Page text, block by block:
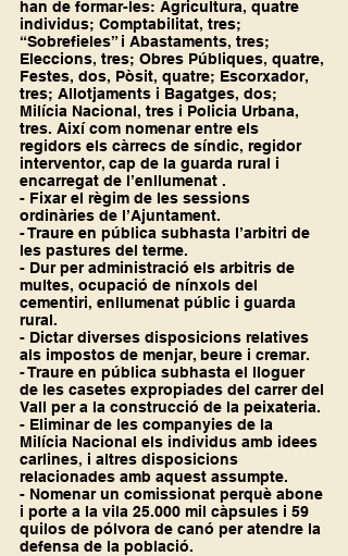
han de formar-les: Agricultura, quatre
individus; Comptabilitat, tres;
“Sobrefieles” i Abastaments, tres;
Eleccions, tres; Obres Públiques, quatre,
Festes, dos, Pòsit, quatre; Escorxador,
tres; Allotjaments i Bagatges, dos;
Milícia Nacional, tres i Policia Urbana,
tres. Així com nomenar entre els
regidors els càrrecs de síndic, regidor
interventor, cap de la guarda rural i
encarregat de l’enllumenat .
- Fixar el règim de les sessions
ordinàries de l’Ajuntament.
- Traure en pública subhasta l’arbitri de
les pastures del terme.
- Dur per administració els arbitris de
multes, ocupació de nínxols del
cementiri, enllumenat públic i guarda
rural.
- Dictar diverses disposicions relatives
als impostos de menjar, beure i cremar.
- Traure en pública subhasta el lloguer
de les casetes expropiades del carrer del
Vall per a la construcció de la peixateria.
- Eliminar de les companyies de la
Milícia Nacional els individus amb idees
carlines, i altres disposicions
relacionades amb aquest assumpte.
- Nomenar un comissionat perquè abone
i porte a la vila 25.000 mil càpsules i 59
quilos de pólvora de canó per atendre la
defensa de la població.